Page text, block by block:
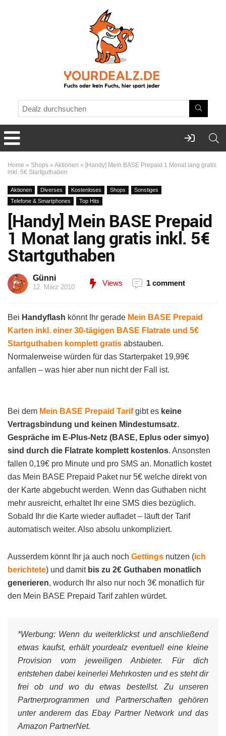
Home » Shops » Aktionen » [Handy] Mein BASE Prepaid 1 Monat lang gratis
inkl. 5€ Startguthaben
Aktionen Diverses Kostenloses Shops
Sonstiges
Telefone & Smartphones
Top Hits
[Handy] Mein BASE Prepaid
1 Monat lang gratis inkl. 5€
Startguthaben
Günni
12. März 2010 Views 1 comment
Bei Handyflash könnt Ihr gerade Mein BASE Prepaid
Karten inkl. einer 30-tägigen BASE Flatrate und 5€
Startguthaben komplett gratis abstauben.
Normalerweise würden für das Starterpaket 19,99€
anfallen – was hier aber nun nicht der Fall ist.
Bei dem Mein BASE Prepaid Tarifgibt es keine
Vertragsbindung und keinen Mindestumsatz.
Gespräche im E-Plus-Netz (BASE, Eplus oder simyo)
sind durch die Flatrate komplett kostenlos. Ansonsten
fallen 0,19€ pro Minute und pro SMS an. Monatlich kostet
das Mein BASE Prepaid Paket nur 5€ welche direkt von
der Karte abgebucht werden. Wenn das Guthaben nicht
mehr ausreicht, erhaltet Ihr eine SMS dies bezüglich.
Sobald Ihr die Karte wieder aufladet – läuft der Tarif
automatisch weiter. Also absolu unkompliziert.
Ausserdem könnt Ihr ja auch noch Gettings nutzen (ich
berichtete) und damit bis zu 2€ Guthaben monatlich
generieren, wodurch Ihr also nur noch 3€ monatlich für
den Mein BASE Prepaid Tarif zahlen würdet.
*Werbung: Wenn du weiterklickst und anschließend
etwas kaufst, erhält yourdealz eventuell eine kleine
Provision vom jeweiligen Anbieter. Für dich
entstehen dabei keinerlei Mehrkosten und es steht dir
frei ob und wo du etwas bestellst. Zu unseren
Partnerprogrammen und Partnerschaften gehören
unter anderem das Ebay Partner Network und das
Amazon PartnerNet.